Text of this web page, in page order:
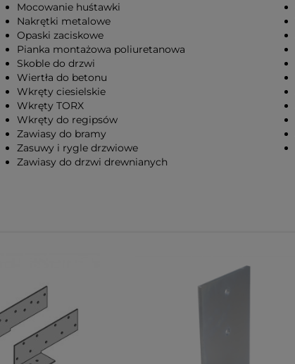
Mocowanie huśtawki
Nakrętki metalowe
Opaski zaciskowe
Pianka montażowa poliuretanowa
Skoble do drzwi
Wiertła do betonu
Wkręty ciesielskie
Wkręty TORX
Wkręty do regipsów
Zawiasy do bramy
Zasuwy i rygle drzwiowe
Zawiasy do drzwi drewnianych